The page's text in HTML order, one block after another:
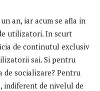
an, iar acum se afla in
utilizatori. In scurt
de continutul exclusiv
sai. Si pentru
de socializare? Pentru
indiferent de nivelul de